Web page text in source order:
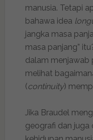
manusia. Tetapi
bahawa idea
jangka masa
masa panjang”
dalam menjawab
melihat
(continuity)
Jika Braudel
geografi dan juga